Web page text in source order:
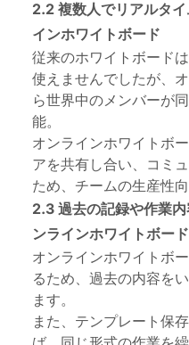
2.2 複数人でリアルタ
インホワイトボード
従来のホワイトボード
使えませんでしたが、
ら世界中のメンバーが
能。
オンラインホワイトボ
アを共有し合い、コミ
ため、チームの生産性
2.3 過去の記録や作業
ンラインホワイトボード
オンラインホワイトボ
るため、過去の内容を
ます。
また、テンプレート保